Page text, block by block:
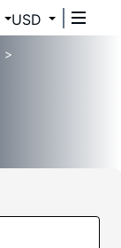
USD